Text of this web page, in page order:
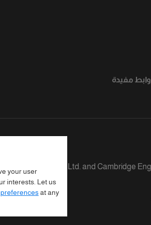
مفيدة
Australia Pty. Ltd. and Cambridge
your user
interests. Let us
at any